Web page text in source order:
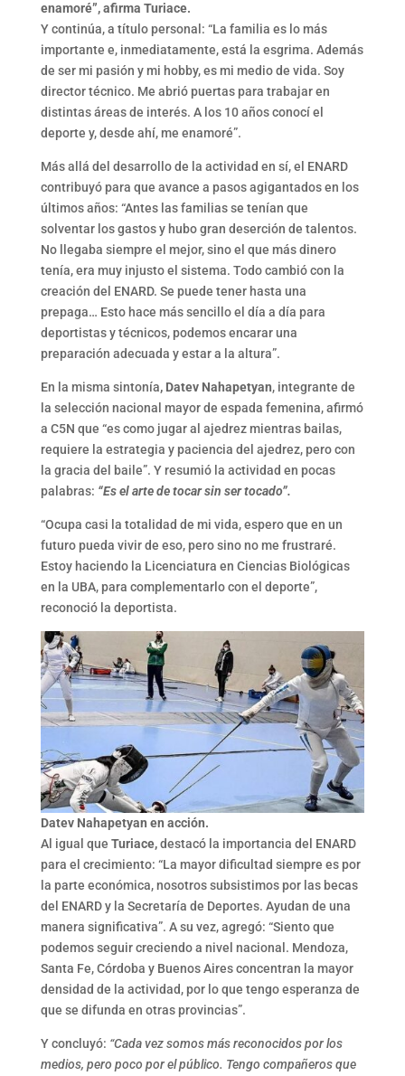
enamoré”, afirma Turiace.
Y continúa, a título personal: “La familia es lo más
importante e, inmediatamente, está la esgrima. Además
de ser mi pasión y mi hobby, es mi medio de vida. Soy
director técnico. Me abrió puertas para trabajar en
distintas áreas de interés. A los 10 años conocí el
deporte y, desde ahí, me enamoré”.
Más allá del desarrollo de la actividad en sí, el ENARD
contribuyó para que avance a pasos agigantados en los
últimos años: “Antes las familias se tenían que
solventar los gastos y hubo gran deserción de talentos.
No llegaba siempre el mejor, sino el que más dinero
tenía, era muy injusto el sistema. Todo cambió con la
creación del ENARD. Se puede tener hasta una
prepaga… Esto hace más sencillo el día a día para
deportistas y técnicos, podemos encarar una
preparación adecuada y estar a la altura”.
En la misma sintonía, Datev Nahapetyan, integrante de
la selección nacional mayor de espada femenina, afirmó
a C5N que “es como jugar al ajedrez mientras bailas,
requiere la estrategia y paciencia del ajedrez, pero con
la gracia del baile”. Y resumió la actividad en pocas
palabras: “Es el arte de tocar sin ser tocado”.
“Ocupa casi la totalidad de mi vida, espero que en un
futuro pueda vivir de eso, pero sino no me frustraré.
Estoy haciendo la Licenciatura en Ciencias Biológicas
en la UBA, para complementarlo con el deporte”,
reconoció la deportista.
Datev Nahapetyan en acción.
Al igual que Turiace,destacó la importancia del ENARD
para el crecimiento: “La mayor dificultad siempre es por
la parte económica, nosotros subsistimos por las becas
del ENARD y la Secretaría de Deportes. Ayudan de una
manera significativa”. A su vez, agregó: “Siento que
podemos seguir creciendo a nivel nacional. Mendoza,
Santa Fe, Córdoba y Buenos Aires concentran la mayor
densidad de la actividad, por lo que tengo esperanza de
que se difunda en otras provincias”.
Y concluyó: “Cada vez somos más reconocidos por los
medios, pero poco por el público. Tengo compañeros que